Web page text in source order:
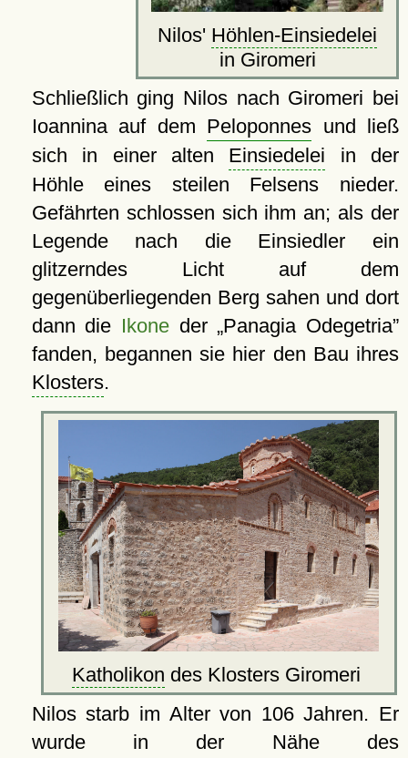
Nilos' Höhlen-Einsiedelei
in Giromeri
Schließlich ging Nilos nach Giromeri bei
Ioannina auf dem Peloponnes und ließ
sich in einer alten Einsiedelei in der
Höhle eines steilen Felsens nieder.
Gefährten schlossen sich ihm an; als der
Legende nach die Einsiedler ein
glitzerndes Licht auf dem
gegenüberliegenden Berg sahen und dort
dann die Ikone der Panagia Odegetria
fanden, begannen sie hier den Bau ihres
Klosters.
Katholikon des Klosters Giromeri
Nilos starb im Alter von 106 Jahren. Er
wurde in der Nähe des